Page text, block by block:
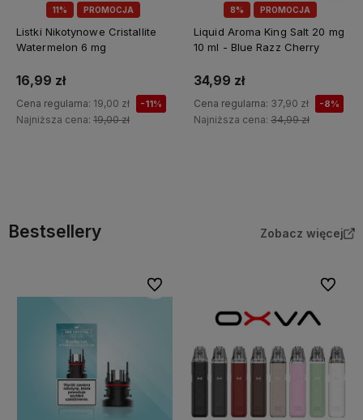
11% PROMOCJA
Listki Nikotynowe Cristallite
Watermelon 6 mg
16,99 zł
Cena regularna: 19,00 zł -11%
Najniższa cena: 19,00 zł
8% PROMOCJA
Liquid Aroma King Salt 20 mg
10 ml - Blue Razz Cherry
34,99 zł
Cena regularna: 37,90 zł -8%
Najniższa cena: 34,99 zł
Bestsellery Zobacz więcej
Do ulubionych Do